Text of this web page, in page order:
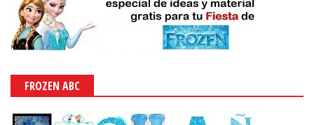
FROZEN ABC